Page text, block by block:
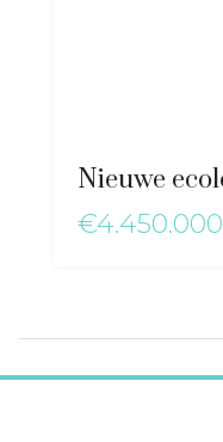
€4.450.000